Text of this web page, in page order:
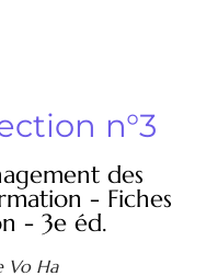
n°3
des
- Fiches
- 3e éd.
Vo Ha